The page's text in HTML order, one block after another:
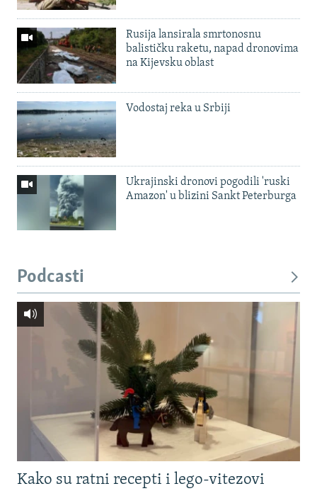
Rusija lansirala smrtonosnu
balističku raketu, napad dronovima
na Kijevsku oblast
Vodostaj reka u Srbiji
Ukrajinski dronovi pogodili 'ruski
Amazon' u blizini Sankt Peterburga
Podcasti
Kako su ratni recepti i lego-vitezovi